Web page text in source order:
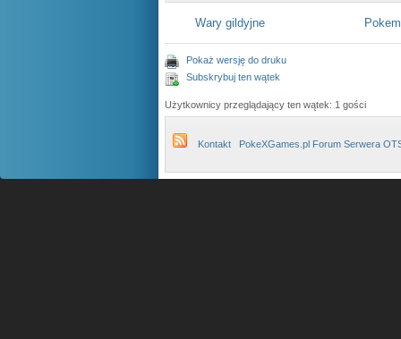
Wary gildyjne
Pokaż wersję do druku
Subskrybuj ten wątek
Użytkownicy przeglądający ten wątek: 1 gości
Kontakt PokeXGames.pl Forum Serwera